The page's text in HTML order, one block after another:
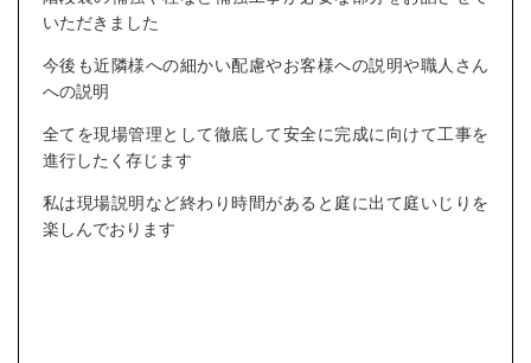
いただきました
今後も近隣様への細かい配慮やお客様への説明や職人さん
への説明
全てを現場管理として徹底して安全に完成に向けて工事を
進行したく存じます
私は現場説明など終わり時間があると庭に出て庭いじりを
楽しんでおります